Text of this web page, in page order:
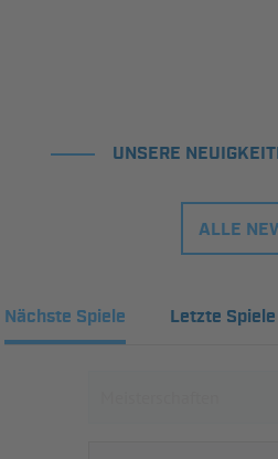
UNSERE
ALLE
Nächste Spiele Letzte Spiele